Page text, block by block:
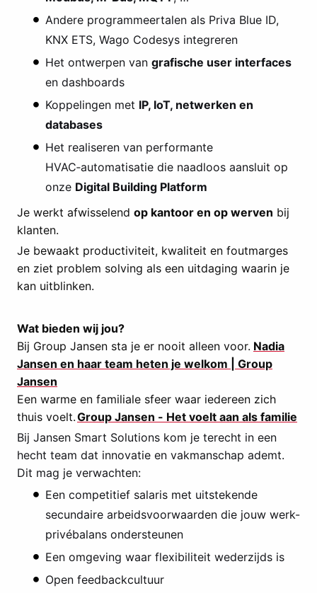
Andere programmeertalen als Priva Blue ID,
KNX ETS, Wago Codesys integreren
Het ontwerpen van grafische user interfaces
en dashboards
Koppelingen met IP, IoT, netwerken en
databases
Het realiseren van performante
HVAC‑automatisatie die naadloos aansluit op
onze Digital Building Platform
Je werkt afwisselend op kantoor en op werven bij
klanten.
Je bewaakt productiviteit, kwaliteit en foutmarges
en ziet problem solving als een uitdaging waarin je
kan uitblinken.
Wat bieden wij jou?
Bij Group Jansen sta je er nooit alleen voor. Nadia
Jansen en haar team heten je welkom | Group
Jansen
Een warme en familiale sfeer waar iedereen zich
thuis voelt.Group Jansen - Het voelt aan als familie
Bij Jansen Smart Solutions kom je terecht in een
hecht team dat innovatie en vakmanschap ademt.
Dit mag je verwachten:
Een competitief salaris met uitstekende
secundaire arbeidsvoorwaarden die jouw werk-
privébalans ondersteunen
Een omgeving waar flexibiliteit wederzijds is
Open feedbackcultuur